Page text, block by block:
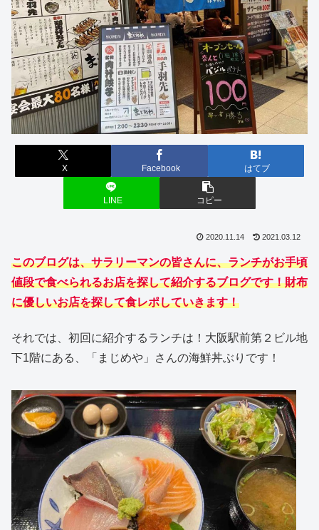
X Facebook はてブ
LINE コピー
2020.11.14 2021.03.12
このブログは、サラリーマンの皆さんに、ランチがお手頃
値段で食べられるお店を探して紹介するブログです！財布
に優しいお店を探して食レポしていきます！
それでは、初回に紹介するランチは！大阪駅前第２ビル地
下1階にある、「まじめや」さんの海鮮丼ぶりです！